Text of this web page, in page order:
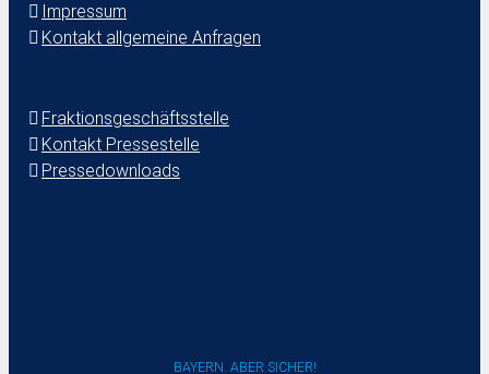
Impressum
Kontakt allgemeine Anfragen
Fraktionsgeschäftsstelle
Kontakt Pressestelle
Pressedownloads
BAYERN. ABER SICHER!